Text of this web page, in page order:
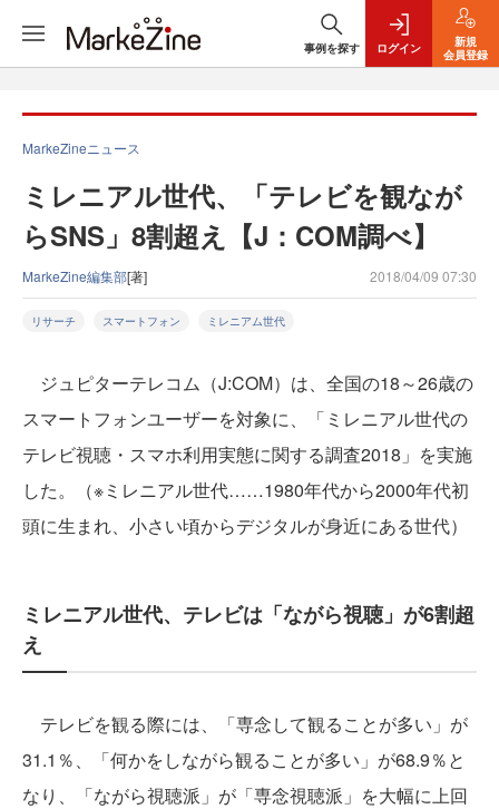
事例を探す ログイン
新規
会員登録
MarkeZineニュース
ミレニアル世代、「テレビを観なが
らSNS」8割超え【J：COM調べ】
MarkeZine編集部[著] 2018/04/09 07:30
リサーチ スマートフォン ミレニアム世代
ジュピターテレコム（J:COM）は、全国の18～26歳の
スマートフォンユーザーを対象に、「ミレニアル世代の
テレビ視聴・スマホ利用実態に関する調査2018」を実施
した。（※ミレニアル世代……1980年代から2000年代初
頭に生まれ、小さい頃からデジタルが身近にある世代）
ミレニアル世代、テレビは「ながら視聴」が6割超
え
テレビを観る際には、「専念して観ることが多い」が
31.1％、「何かをしながら観ることが多い」が68.9％と
なり、「ながら視聴派」が「専念視聴派」を大幅に上回